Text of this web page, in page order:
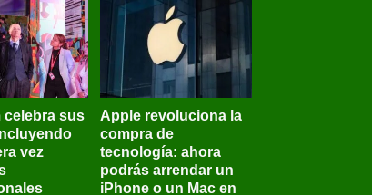
celebra sus
vez
Apple revoluciona la
compra de
tecnología: ahora
podrás arrendar un
iPhone o un Mac en